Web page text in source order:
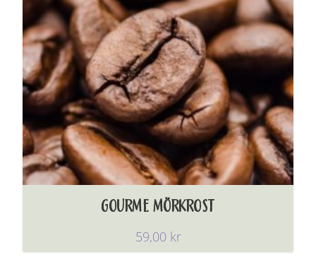
GOURME MÖRKROST
59,00 kr